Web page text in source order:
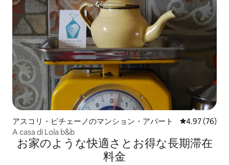
アスコリ・ピチェーノのマンション・アパート レビュー76
4.97 (76)
A casa di Lola b&b
お家のような快⁠適⁠さ⁠とお⁠得⁠な長⁠期⁠滞⁠在
料⁠金